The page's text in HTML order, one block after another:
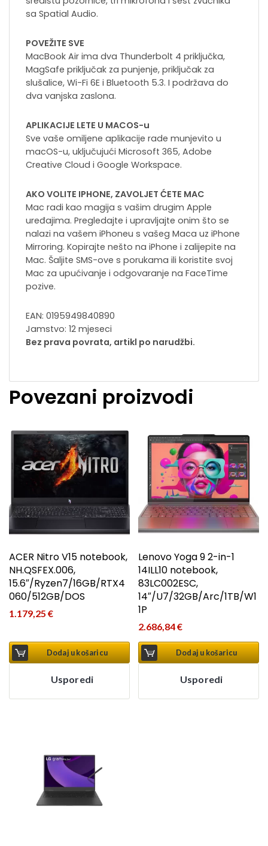
sa Spatial Audio.
POVEŽITE SVE
MacBook Air ima dva Thunderbolt 4 priključka,
MagSafe priključak za punjenje, priključak za
slušalice, Wi-Fi 6E i Bluetooth 5.3. I podržava do
dva vanjska zaslona.
APLIKACIJE LETE U MACOS-u
Sve vaše omiljene aplikacije rade munjevito u
macOS-u, uključujući Microsoft 365, Adobe
Creative Cloud i Google Workspace.
AKO VOLITE IPHONE, ZAVOLJET ĆETE MAC
Mac radi kao magija s vašim drugim Apple
uređajima. Pregledajte i upravljajte onim što se
nalazi na vašem iPhoneu s vašeg Maca uz iPhone
Mirroring. Kopirajte nešto na iPhone i zalijepite na
Mac. Šaljite SMS-ove s porukama ili koristite svoj
Mac za upućivanje i odgovaranje na FaceTime
pozive.
EAN: 0195949840890
Jamstvo: 12 mjeseci
Bez prava povrata, artikl po narudžbi.
Povezani proizvodi
ACER Nitro V15 notebook,
NH.QSFEX.006,
15.6″/Ryzen7/16GB/RTX4
060/512GB/DOS
1.179,25 €
Dodaj u košaricu
Usporedi
Lenovo Yoga 9 2-in-1
14ILL10 notebook,
83LC002ESC,
14″/U7/32GB/Arc/1TB/W1
1P
2.686,84€
Dodaj u košaricu
Usporedi